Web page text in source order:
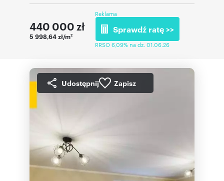
440 000 zł
5 998,64 zł/m2
Reklama
Sprawdź ratę >>
RRSO 6,09% na dz. 01.06.26
Udostępnij Zapisz